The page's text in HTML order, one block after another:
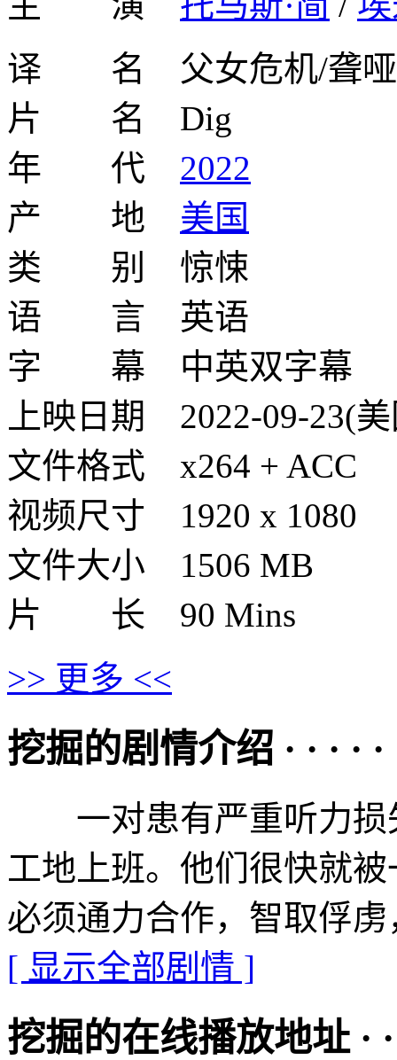
译 名 父女危机/聋哑
片 名 Dig
年 代 2022
产 地 美国
类 别 惊悚
语 言 英语
字 幕 中英双字幕
上映日期 2022-09-23(
文件格式 x264 + ACC
视频尺寸 1920 x 1080
文件大小 1506 MB
片 长 90 Mins
>> 更多 <<
挖掘的剧情介绍 · · · · ·
一对患有严重听力损
工地上班。他们很快就
必须通力合作，智取俘
[ 显示全部剧情 ]
挖掘的在线播放地址 · ·